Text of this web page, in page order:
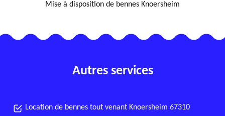
Mise à disposition de bennes Knoersheim
Autres services
Location de bennes tout venant Knoersheim 67310